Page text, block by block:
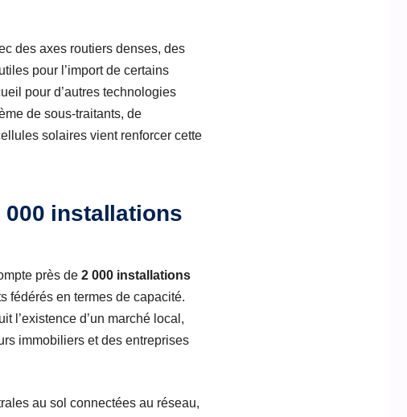
des axes routiers denses, des
pour l’import de certains
pour d’autres technologies
de sous-traitants, de
solaires vient renforcer cette
installations
près de 2 000 installations
fédérés en termes de capacité.
l’existence d’un marché local,
immobiliers et des entreprises
au sol connectées au réseau,